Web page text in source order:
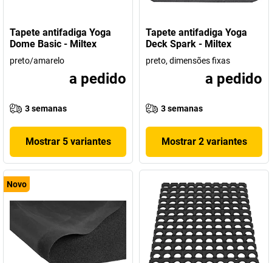
Tapete antifadiga Yoga
Dome Basic - Miltex
preto/amarelo
a pedido
3 semanas
Mostrar 5 variantes
Tapete antifadiga Yoga
Deck Spark - Miltex
preto, dimensões fixas
a pedido
3 semanas
Mostrar 2 variantes
Novo